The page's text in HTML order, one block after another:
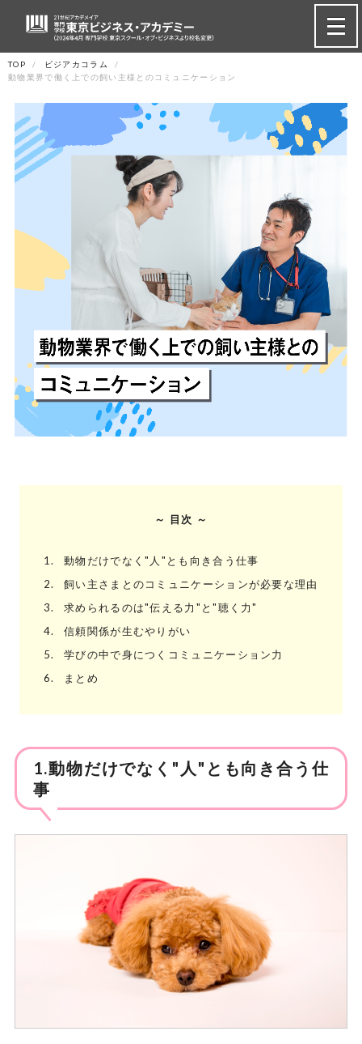
TOP
ビジアカコラム
動物業界で働く上での飼い主様とのコミュニケーション
～ 目次 ～
1.
動物だけでなく"人"とも向き合う仕事
2.
飼い主さまとのコミュニケーションが必要な理由
3.
求められるのは"伝える力"と"聴く力"
4.
信頼関係が生むやりがい
5.
学びの中で身につくコミュニケーション力
6.
まとめ
1.動物だけでなく"人"とも向き合う仕
事